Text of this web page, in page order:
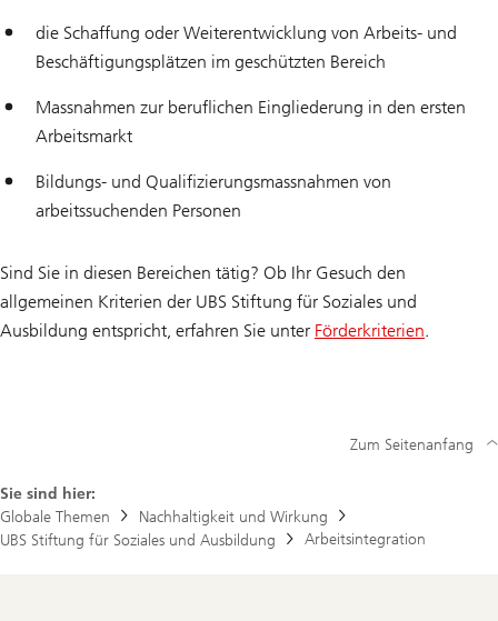
die Schaffung oder Weiterentwicklung von Arbeits- und
Beschäftigungsplätzen im geschützten Bereich
Massnahmen zur beruflichen Eingliederung in den ersten
Arbeitsmarkt
Bildungs- und Qualifizierungsmassnahmen von
arbeitssuchenden Personen
Sind Sie in diesen Bereichen tätig? Ob Ihr Gesuch den
allgemeinen Kriterien der UBS Stiftung für Soziales und
Ausbildung entspricht, erfahren Sie unter Förderkriterien.
Sie sind hier:
Globale Themen
Nachhaltigkeit und Wirkung
UBS Stiftung für Soziales und Ausbildung
Arbeitsintegration
Zum Seitenanfang